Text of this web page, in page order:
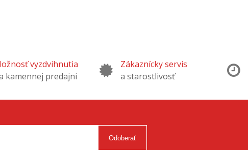
vyzdvihnutia
kamennej predajni
Zákaznícky servis
a starostlivosť
Odoberať